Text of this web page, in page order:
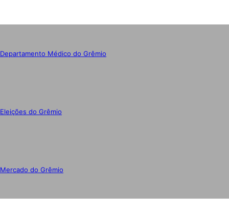
Departamento Médico do Grêmio
Eleições do Grêmio
Mercado do Grêmio